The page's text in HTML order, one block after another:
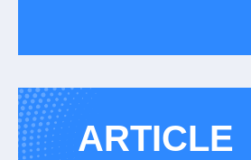
ARTICLE